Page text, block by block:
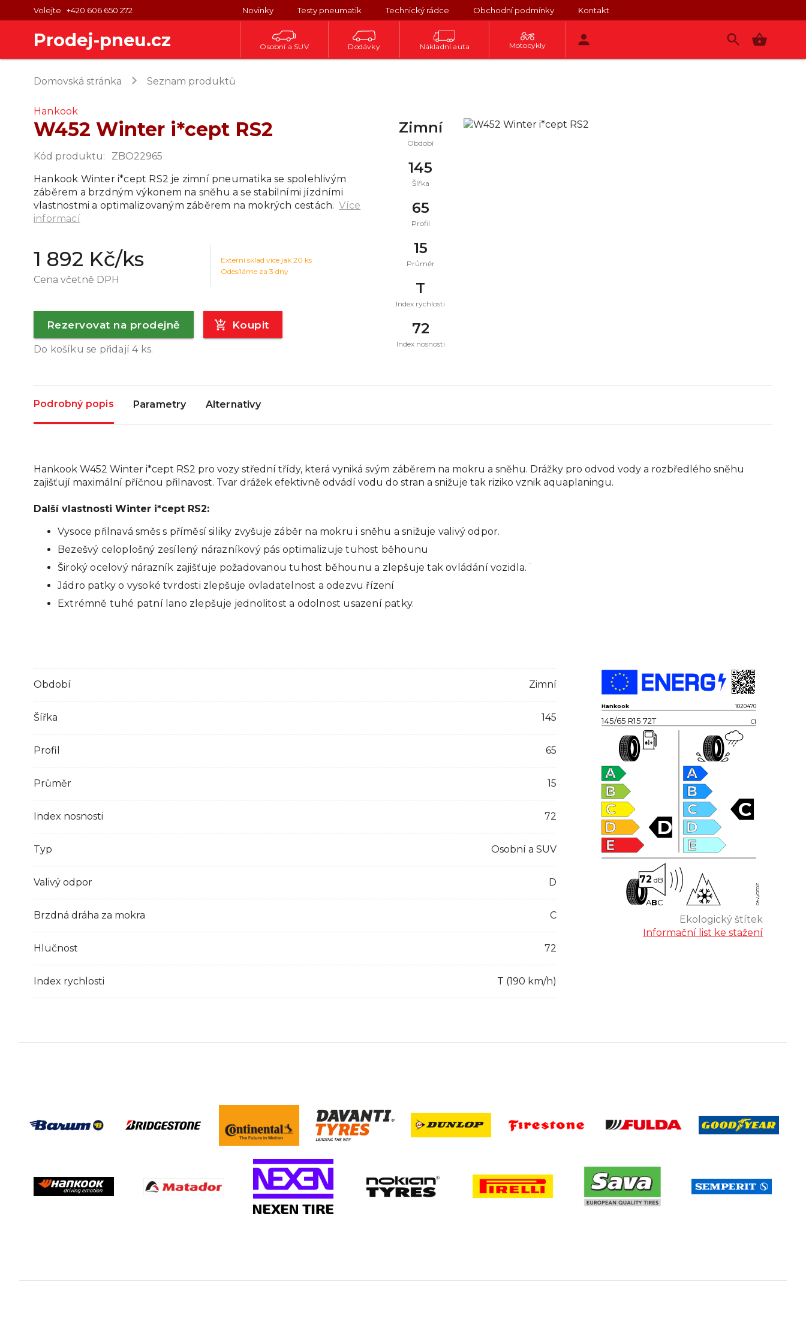
Volejte +420 606 650 272 Novinky Testy pneumatik Technický rádce Obchodní podmínky Kontakt
Prodej-pneu.cz Osobní a SUV Dodávky Nákladní auta Motocykly
Domovská stránka keyboard_arrow_right Seznam produktů
Hankook
W452 Winter i*cept RS2
Kód produktu:
ZBO22965
Hankook Winter i*cept RS2 je zimní pneumatika se spolehlivým
záběrem a brzdným výkonem na sněhu a se stabilními jízdními
vlastnostmi a optimalizovaným záběrem na mokrých cestách. Více
informací
1 892 Kč/ks
Cena včetně DPH
Externí sklad více jak 20 ks
Odesíláme za 3 dny
Rezervovat na prodejně Koupit
Do košíku se přidají4ks.
Zimní
Období
145
Šířka
65
Profil
15
Průměr
T
Index rychlosti
72
Index nosnosti
Podrobný popis Parametry Alternativy
Hankook W452 Winter i*cept RS2 pro vozy střední třídy, která vyniká svým záběrem na mokru a sněhu. Drážky pro odvod vody a rozbředlého sněhu
zajišťují maximální příčnou přilnavost. Tvar drážek efektivně odvádí vodu do stran a snižuje tak riziko vznik aquaplaningu.
Další vlastnosti Winter i*cept RS2:
Vysoce přilnavá směs s příměsí siliky zvyšuje záběr na mokru i sněhu a snižuje valivý odpor.
Bezešvý celoplošný zesílený nárazníkový pás optimalizuje tuhost běhounu
Široký ocelový nárazník zajišťuje požadovanou tuhost běhounu a zlepšuje tak ovládání vozidla.¨
Jádro patky o vysoké tvrdosti zlepšuje ovladatelnost a odezvu řízení
Extrémně tuhé patní lano zlepšuje jednolitost a odolnost usazení patky.
Období Zimní
Šířka 145
Profil 65
Průměr 15
Index nosnosti 72
Typ Osobní a SUV
Valivý odpor D
Brzdná dráha za mokra C
Hlučnost 72
Index rychlosti T (190 km/h)
Hankook 1020470
145/65 R15 72T C1
A
B
C
D
E
D
A
B
C
D
E
C
72 dB
ABC 2020/740
Ekologický štítek
Informační list ke stažení